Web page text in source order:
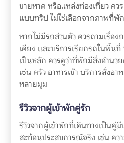
ชายหาด หรือแหล่งท่องเที่ยว คว
แบบทริป ไม่ใช่เลือกจากภาพที่พั
หากไม่มีรถส่วนตัว ควรถามเรื่อง
เคียง และบริการเรียกรถในพื้น
เป็นหลัก ควรดูว่าที่พักมีสิ่งอำนว
เช่น ครัว อาหารเช้า บริการสั่งอ
หลายมุม
รีวิวจากผู้เข้าพักคู่รัก
รีวิวจากผู้เข้าพักที่เดินทางเป็นคู่
สะท้อนประสบการณ์จริง เช่น คว